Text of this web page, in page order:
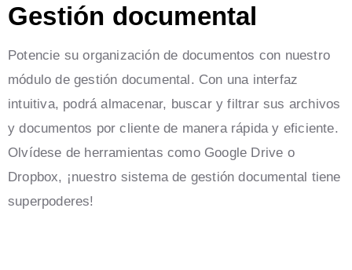
Gestión documental
Potencie su organización de documentos con nuestro
módulo de gestión documental. Con una interfaz
intuitiva, podrá almacenar, buscar y filtrar sus archivos
y documentos por cliente de manera rápida y eficiente.
Olvídese de herramientas como Google Drive o
Dropbox, ¡nuestro sistema de gestión documental tiene
superpoderes!